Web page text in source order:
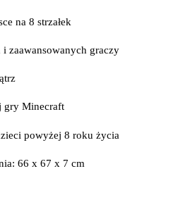
na 8 strzałek
zaawansowanych graczy
gry Minecraft
powyżej 8 roku życia
66 x 67 x 7 cm